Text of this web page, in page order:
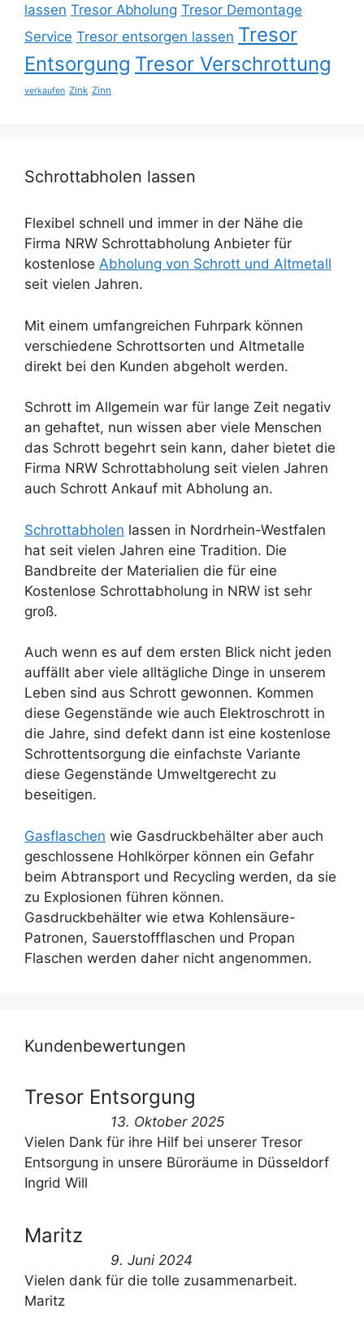
lassen Tresor Abholung Tresor Demontage
Service Tresor entsorgen lassen Tresor
Entsorgung Tresor Verschrottung
verkaufen Zink Zinn
Schrottabholen lassen
Flexibel schnell und immer in der Nähe die
Firma NRW Schrottabholung Anbieter für
kostenlose Abholung von Schrott und Altmetall
seit vielen Jahren.
Mit einem umfangreichen Fuhrpark können
verschiedene Schrottsorten und Altmetalle
direkt bei den Kunden abgeholt werden.
Schrott im Allgemein war für lange Zeit negativ
an gehaftet, nun wissen aber viele Menschen
das Schrott begehrt sein kann, daher bietet die
Firma NRW Schrottabholung seit vielen Jahren
auch Schrott Ankauf mit Abholung an.
Schrottabholen lassen in Nordrhein-Westfalen
hat seit vielen Jahren eine Tradition. Die
Bandbreite der Materialien die für eine
Kostenlose Schrottabholung in NRW ist sehr
groß.
Auch wenn es auf dem ersten Blick nicht jeden
auffällt aber viele alltägliche Dinge in unserem
Leben sind aus Schrott gewonnen. Kommen
diese Gegenstände wie auch Elektroschrott in
die Jahre, sind defekt dann ist eine kostenlose
Schrottentsorgung die einfachste Variante
diese Gegenstände Umweltgerecht zu
beseitigen.
Gasflaschen wie Gasdruckbehälter aber auch
geschlossene Hohlkörper können ein Gefahr
beim Abtransport und Recycling werden, da sie
zu Explosionen führen können.
Gasdruckbehälter wie etwa Kohlensäure-
Patronen, Sauerstoffflaschen und Propan
Flaschen werden daher nicht angenommen.
Kundenbewertungen
Tresor Entsorgung
13. Oktober 2025
Vielen Dank für ihre Hilf bei unserer Tresor
Entsorgung in unsere Büroräume in Düsseldorf
Ingrid Will
Maritz
9. Juni 2024
Vielen dank für die tolle zusammenarbeit.
Maritz